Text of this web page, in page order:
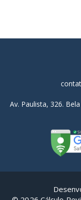
Av. Paulista, 326.